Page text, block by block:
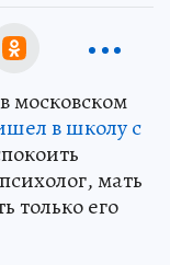
московском
в школу с
мать
только его